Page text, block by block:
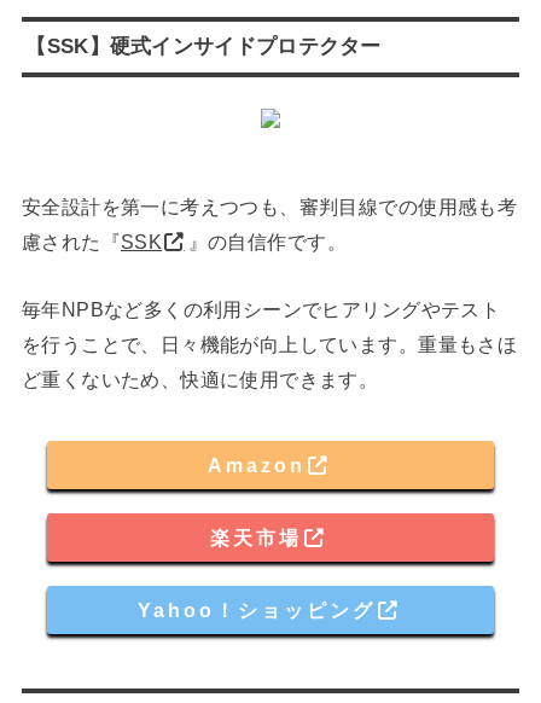
【SSK】硬式インサイドプロテクター
安全設計を第一に考えつつも、審判目線での使用感も考
慮された『SSK 』の自信作です。
毎年NPBなど多くの利用シーンでヒアリングやテスト
を行うことで、日々機能が向上しています。重量もさほ
ど重くないため、快適に使用できます。
Amazon
楽天市場
Yahoo！ショッピング